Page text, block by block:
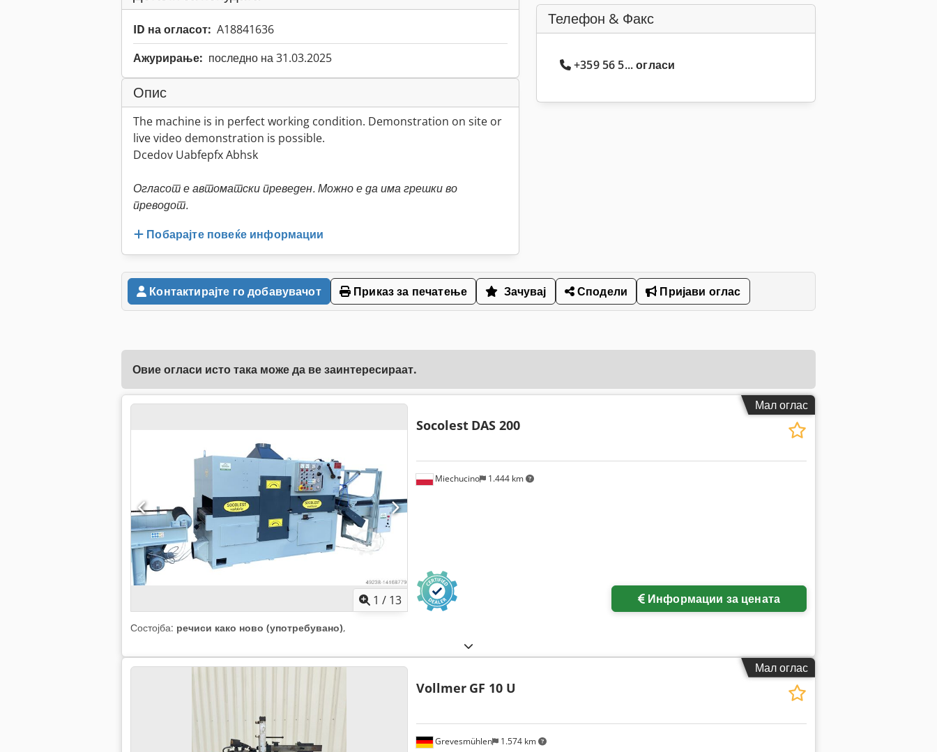
ID на огласот: A18841636
Ажурирање: последно на 31.03.2025
Опис
The machine is in perfect working condition. Demonstration on site or
live video demonstration is possible.
Dcedov Uabfepfx Abhsk
Огласот е автоматски преведен. Можно е да има грешки во
преводот.
Побарајте повеќе информации
Телефон & Факс
+359 56 5... огласи
Контактирајте го добавувачот Приказ за печатење Зачувај Сподели Пријави оглас
Овие огласи исто така може да ве заинтересираат.
Мал оглас
1 / 13
Miechucino 1.444 km
Socolest DAS 200
Информации за цената
Состојба: речиси како ново (употребувано),
Мал оглас
Grevesmühlen 1.574 km
Vollmer GF 10 U